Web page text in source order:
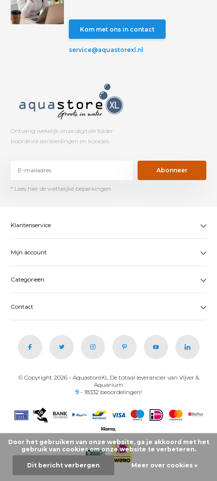
Kom met ons in contact
service@aquastorexl.nl
Ontvang wekelijk onze digitale folder
boordevol aanbiedingen en koopjes.
Abonneer
* Lees hier de wettelijke beperkingen
Klantenservice
Mijn account
Categorieën
Contact
© Copyright 2026 - AquastoreXL De totaal leverancier van Vijver &
Aquarium
9 - 18332 beoordelingen!
Door het gebruiken van onze website, ga je akkoord met het
gebruik van cookies om onze website te verbeteren.
Dit bericht verbergen Meer over cookies »